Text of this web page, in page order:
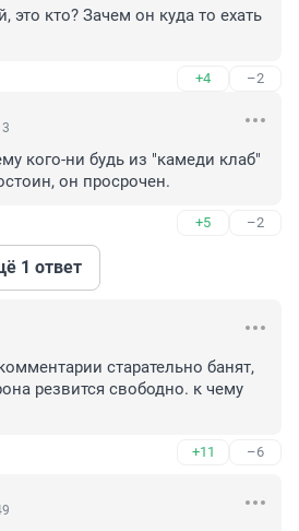
это кто? Зачем он куда то ехать
+4 –2
кого-ни будь из "камеди клаб"
он просрочен.
+5 –2
1 ответ
старательно банят,
резвится свободно. к чему
+11 –6